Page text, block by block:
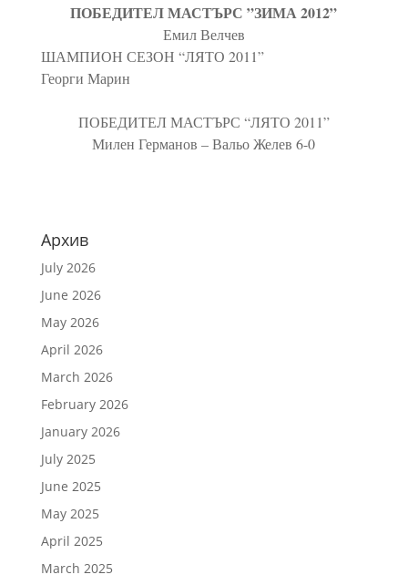
ПОБЕДИТЕЛ МАСТЪРС ”ЗИМА 2012”
Емил Велчев
ШАМПИОН СЕЗОН “ЛЯТО 2011”
Георги Марин
ПОБЕДИТЕЛ МАСТЪРС “ЛЯТО 2011”
Милен Германов – Вальо Желев 6-0
Архив
July 2026
June 2026
May 2026
April 2026
March 2026
February 2026
January 2026
July 2025
June 2025
May 2025
April 2025
March 2025